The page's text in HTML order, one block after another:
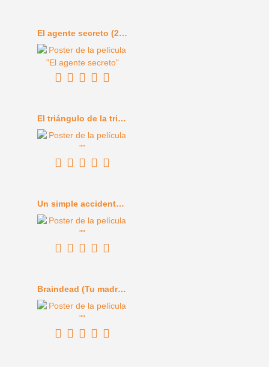
El agente secreto (2025)
El triángulo de la tristeza (2022)
Un simple accidente (2025)
Braindead (Tu madre se ha comido a mi perro) (1992)